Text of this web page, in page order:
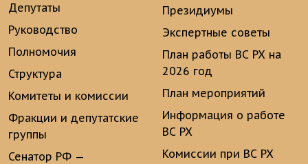
Депутаты
Руководство
Полномочия
Структура
Комитеты и комиссии
Фракции и депутатские
группы
Сенатор РФ —
Президиумы
Экспертные советы
План работы ВС РХ на
2026 год
План мероприятий
Информация о работе
ВС РХ
Комиссии при ВС РХ